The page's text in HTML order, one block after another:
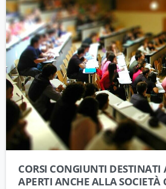
CORSI CONGIUNTI DESTINATI
APERTI ANCHE ALLA